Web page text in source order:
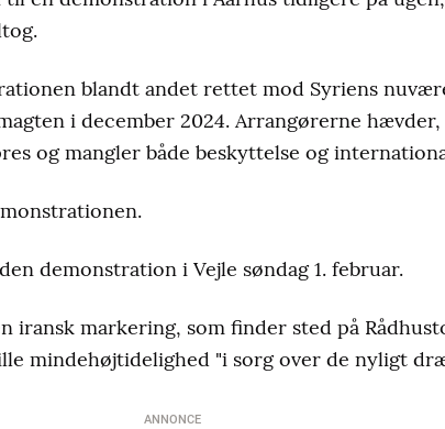
blandt andet rettet mod Syriens
i december 2024. Arrangørerne
og mangler både beskyttelse og
demonstration i Vejle søndag 1. februar.
iransk markering, som finder sted på
mindehøjtidelighed "i sorg over de nyligt
ANNONCE